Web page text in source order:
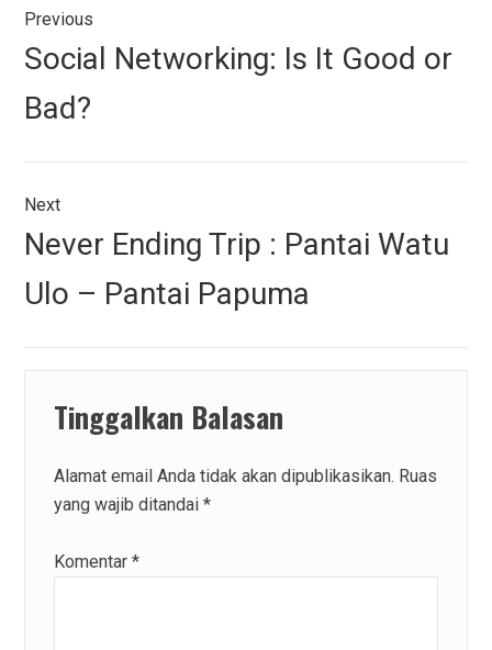
pos
Previous
Previous
post:
Social Networking: Is It Good or
Bad?
Next
Next
post:
Never Ending Trip : Pantai Watu
Ulo – Pantai Papuma
Tinggalkan Balasan
Alamat email Anda tidak akan dipublikasikan. Ruas
yang wajib ditandai*
Komentar*